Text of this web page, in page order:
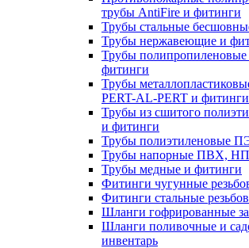
трубы AntiFire и фитинги
Трубы стальные
Трубы нержавеющие и
Трубы
фитинги
Трубы
PERT-AL-PERT и фитинги
Трубы из сшитого
и фитинги
Трубы полиэтиленовые
Трубы напорные ПВХ,
Трубы медные и фитинги
Фитинги чугунные
Фитинги стальные
Шланги гофрированные
Шланги поливочные и
инвентарь